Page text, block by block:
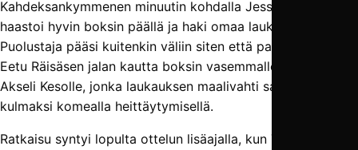
Kahdeksankymmenen minuutin kohdalla Jesse Vuori
haastoi hyvin boksin päällä ja haki omaa laukausta.
Puolustaja pääsi kuitenkin väliin siten että pallo päätyi
Eetu Räisäsen jalan kautta boksin vasemmalle laidalle
Akseli Kesolle, jonka laukauksen maalivahti sai torjuttua
kulmaksi komealla heittäytymisellä.
Ratkaisu syntyi lopulta ottelun lisäajalla, kun TamUn prässi